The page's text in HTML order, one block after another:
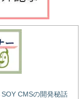
SOY CMSの開発秘話